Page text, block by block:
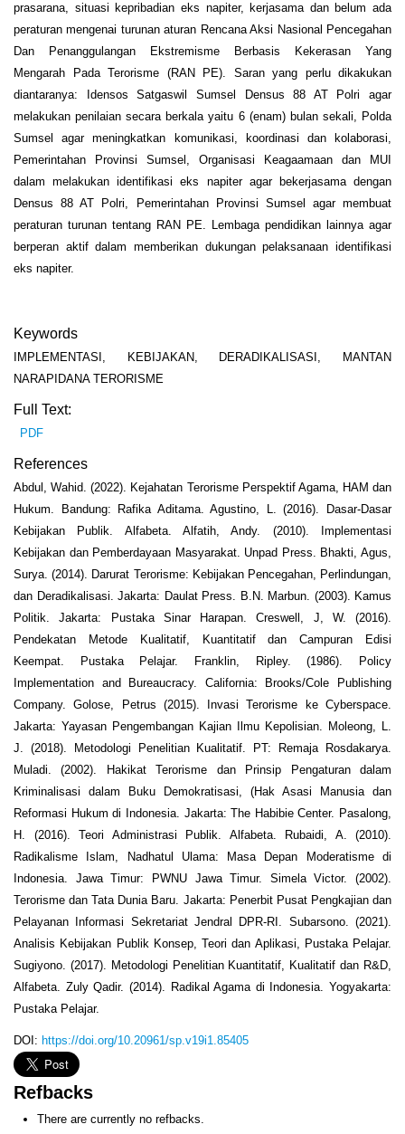
prasarana, situasi kepribadian eks napiter, kerjasama dan belum ada
peraturan mengenai turunan aturan Rencana Aksi Nasional Pencegahan
Dan Penanggulangan Ekstremisme Berbasis Kekerasan Yang
Mengarah Pada Terorisme (RAN PE). Saran yang perlu dikakukan
diantaranya: Idensos Satgaswil Sumsel Densus 88 AT Polri agar
melakukan penilaian secara berkala yaitu 6 (enam) bulan sekali, Polda
Sumsel agar meningkatkan komunikasi, koordinasi dan kolaborasi,
Pemerintahan Provinsi Sumsel, Organisasi Keagaamaan dan MUI
dalam melakukan identifikasi eks napiter agar bekerjasama dengan
Densus 88 AT Polri, Pemerintahan Provinsi Sumsel agar membuat
peraturan turunan tentang RAN PE. Lembaga pendidikan lainnya agar
berperan aktif dalam memberikan dukungan pelaksanaan identifikasi
eks napiter.
Keywords
IMPLEMENTASI, KEBIJAKAN, DERADIKALISASI, MANTAN
NARAPIDANA TERORISME
Full Text:
PDF
References
Abdul, Wahid. (2022). Kejahatan Terorisme Perspektif Agama, HAM dan
Hukum. Bandung: Rafika Aditama. Agustino, L. (2016). Dasar-Dasar
Kebijakan Publik. Alfabeta. Alfatih, Andy. (2010). Implementasi
Kebijakan dan Pemberdayaan Masyarakat. Unpad Press. Bhakti, Agus,
Surya. (2014). Darurat Terorisme: Kebijakan Pencegahan, Perlindungan,
dan Deradikalisasi. Jakarta: Daulat Press. B.N. Marbun. (2003). Kamus
Politik. Jakarta: Pustaka Sinar Harapan. Creswell, J, W. (2016).
Pendekatan Metode Kualitatif, Kuantitatif dan Campuran Edisi
Keempat. Pustaka Pelajar. Franklin, Ripley. (1986). Policy
Implementation and Bureaucracy. California: Brooks/Cole Publishing
Company. Golose, Petrus (2015). Invasi Terorisme ke Cyberspace.
Jakarta: Yayasan Pengembangan Kajian Ilmu Kepolisian. Moleong, L.
J. (2018). Metodologi Penelitian Kualitatif. PT: Remaja Rosdakarya.
Muladi. (2002). Hakikat Terorisme dan Prinsip Pengaturan dalam
Kriminalisasi dalam Buku Demokratisasi, (Hak Asasi Manusia dan
Reformasi Hukum di Indonesia. Jakarta: The Habibie Center. Pasalong,
H. (2016). Teori Administrasi Publik. Alfabeta. Rubaidi, A. (2010).
Radikalisme Islam, Nadhatul Ulama: Masa Depan Moderatisme di
Indonesia. Jawa Timur: PWNU Jawa Timur. Simela Victor. (2002).
Terorisme dan Tata Dunia Baru. Jakarta: Penerbit Pusat Pengkajian dan
Pelayanan Informasi Sekretariat Jendral DPR-RI. Subarsono. (2021).
Analisis Kebijakan Publik Konsep, Teori dan Aplikasi, Pustaka Pelajar.
Sugiyono. (2017). Metodologi Penelitian Kuantitatif, Kualitatif dan R&D,
Alfabeta. Zuly Qadir. (2014). Radikal Agama di Indonesia. Yogyakarta:
Pustaka Pelajar.
DOI: https://doi.org/10.20961/sp.v19i1.85405
Refbacks
There are currently no refbacks.